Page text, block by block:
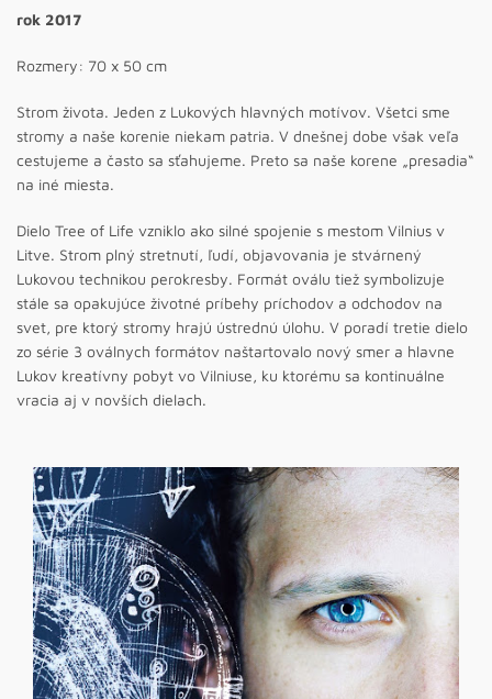
rok 2017
Rozmery: 70 x 50 cm
Strom života. Jeden z Lukových hlavných motívov. Všetci sme
stromy a naše korenie niekam patria. V dnešnej dobe však veľa
cestujeme a často sa sťahujeme. Preto sa naše korene „presadia“
na iné miesta.
Dielo Tree of Life vzniklo ako silné spojenie s mestom Vilnius v
Litve. Strom plný stretnutí, ľudí, objavovania je stvárnený
Lukovou technikou perokresby. Formát oválu tiež symbolizuje
stále sa opakujúce životné príbehy príchodov a odchodov na
svet, pre ktorý stromy hrajú ústrednú úlohu. V poradí tretie dielo
zo série 3 oválnych formátov naštartovalo nový smer a hlavne
Lukov kreatívny pobyt vo Vilniuse, ku ktorému sa kontinuálne
vracia aj v novších dielach.